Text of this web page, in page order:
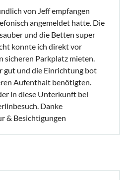
von Jeff empfangen
angemeldet hatte. Die
und die Betten super
konnte ich direkt vor
sicheren Parkplatz mieten.
gut und die Einrichtung bot
Aufenthalt benötigten.
in diese Unterkunft bei
Danke
& Besichtigungen